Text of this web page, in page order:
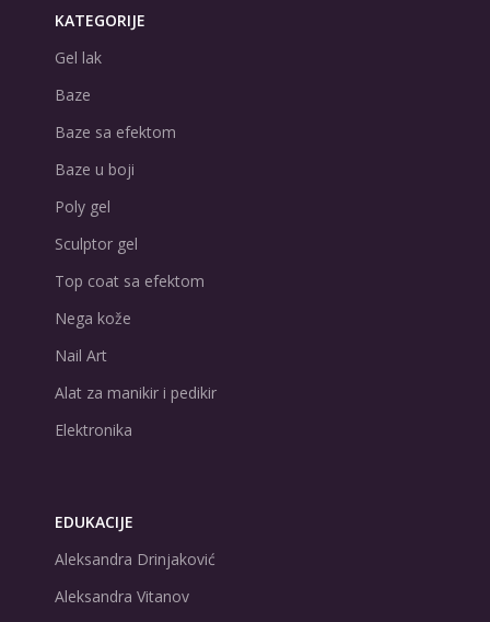
KATEGORIJE
Gel lak
Baze
Baze sa efektom
Baze u boji
Poly gel
Sculptor gel
Top coat sa efektom
Nega kože
Nail Art
Alat za manikir i pedikir
Elektronika
EDUKACIJE
Aleksandra Drinjaković
Aleksandra Vitanov